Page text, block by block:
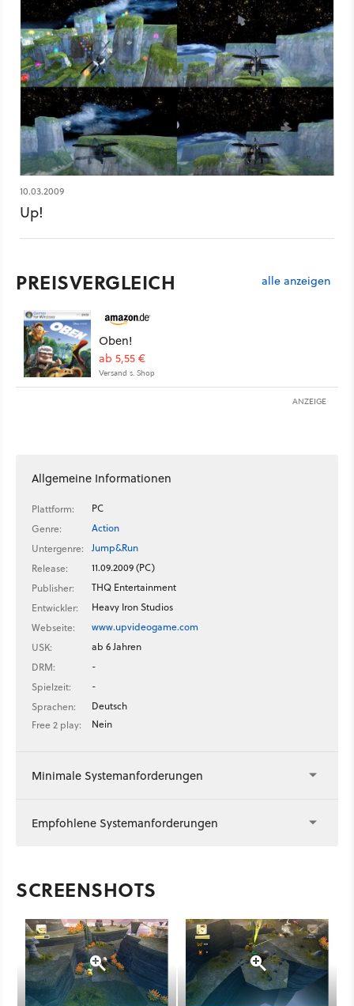
10.03.2009
Up!
PREISVERGLEICH alle anzeigen
Oben!
ab 5,55 €
Versand s. Shop
ANZEIGE
Allgemeine Informationen
Plattform:
PC
Genre:
Action
Untergenre:
Jump&Run
Release:
11.09.2009 (PC)
Publisher:
THQ Entertainment
Entwickler:
Heavy Iron Studios
Webseite:
www.upvideogame.com
USK:
ab 6 Jahren
DRM:
-
Spielzeit:
-
Sprachen:
Deutsch
Free 2 play:
Nein
Minimale Systemanforderungen
Empfohlene Systemanforderungen
SCREENSHOTS